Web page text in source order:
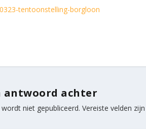
antwoord achter
wordt niet gepubliceerd. Vereiste velden